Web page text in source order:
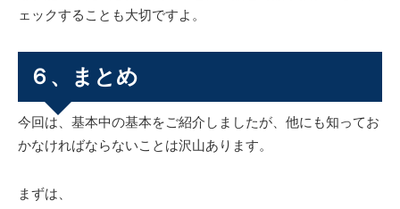
ェックすることも大切ですよ。
６、まとめ
今回は、基本中の基本をご紹介しましたが、他にも知ってお
かなければならないことは沢山あります。
まずは、